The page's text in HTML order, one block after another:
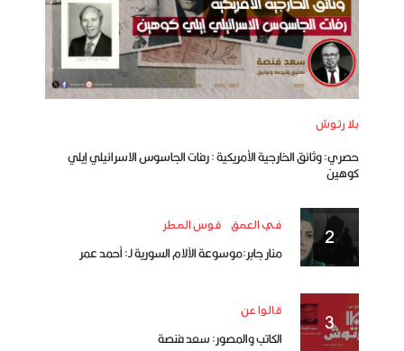
بلا رتوش
حصري: وثائق الخارجية الأمريكية : رفات الجاسوس الاسرائيلي إيلي
كوهين
في العمق قوس المطر
منار جابر:موسوعة الآلام السورية لـ: أحمد عمر
قالوا عن
الكاتب والمصور: سعد فنصة